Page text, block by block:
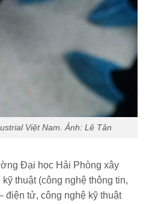
Việt Nam. Ảnh: Lê Tân
Đại học Hải Phòng xây
thuật (công nghệ thông tin,
điện tử, công nghệ kỹ thuật